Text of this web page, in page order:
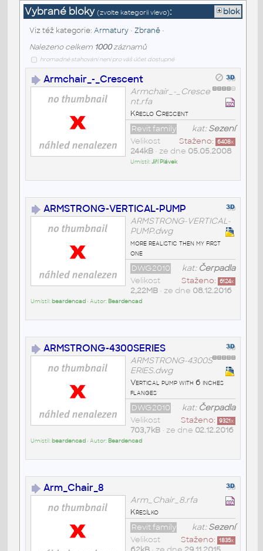
Vybrané bloky (zvolte kategorii vlevo): blok
Viz též kategorie: Armatury• Zbraně•
Nalezeno celkem 1000záznamů
hromadné stahování není pro váš účet dostupné
Armchair_-_Crescent
Armchair_-_Cresce
nt.rfa
Křeslo Crescent
kat:Sezení
Revit family
Staženo: 6408x
Velikost
244kB• ze dne 05.05.2008
Umístil:Jiří Plávek
ARMSTRONG-VERTICAL-PUMP
ARMSTRONG-VERTICAL-
PUMP.dwg
more realistic then my first
one
kat: Čerpadla
DWG2010
Staženo: 6124x
Velikost
2,22MB• ze dne 08.12.2016
Umístil: beardencad • Autor: Beardencad
ARMSTRONG-4300SERIES
ARMSTRONG-4300S
ERIES.dwg
Vertical pump with 6 inches
flanges
kat: Čerpadla
DWG2010
Staženo: 9321x
Velikost
703,7kB• ze dne 02.12.2016
Umístil: beardencad • Autor: Beardencad
Arm_Chair_8
Arm_Chair_8.rfa
Křesílko
kat:Sezení
Revit family
Staženo: 1835x
Velikost